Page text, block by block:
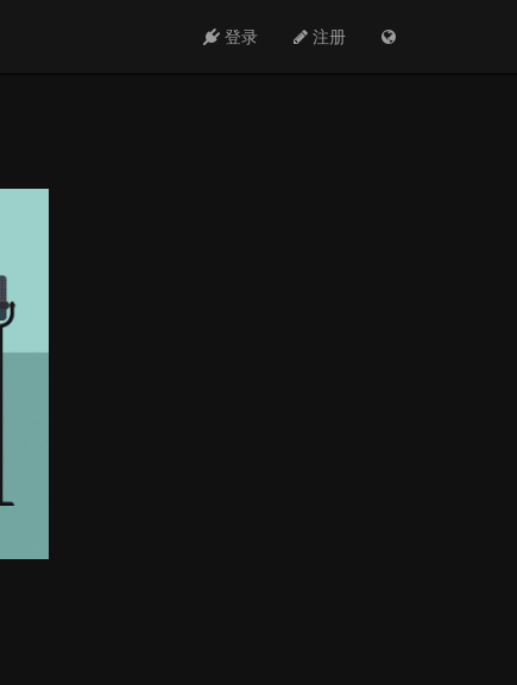
登录 注册